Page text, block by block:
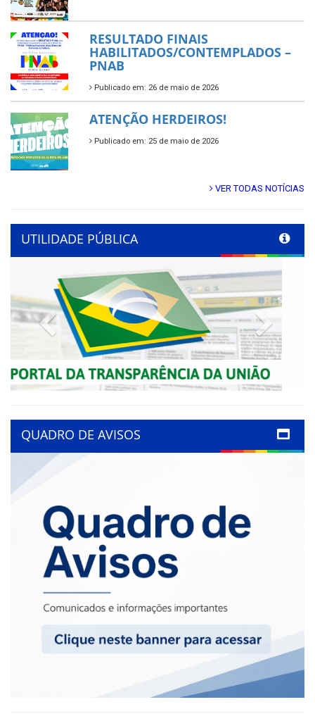
RESULTADO FINAIS
HABILITADOS/CONTEMPLADOS –
PNAB
Publicado em: 26 de maio de 2026
ATENÇÃO HERDEIROS!
Publicado em: 25 de maio de 2026
VER TODAS NOTÍCIAS
UTILIDADE PÚBLICA
Previous
QUADRO DE AVISOS